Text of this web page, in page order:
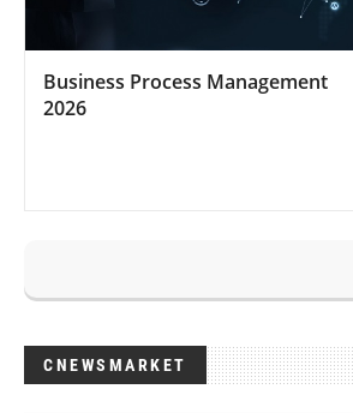
Business Process Management
2026
CNEWSMARKET